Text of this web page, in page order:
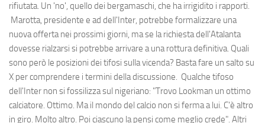
rifiutata. Un 'no', quello dei bergamaschi, che ha irrigidito i rapporti.
Marotta, presidente e ad dell'Inter, potrebbe formalizzare una
nuova offerta nei prossimi giorni, ma se la richiesta dell'Atalanta
dovesse rialzarsi si potrebbe arrivare a una rottura definitiva. Quali
sono però le posizioni dei tifosi sulla vicenda? Basta fare un salto su
X per comprendere i termini della discussione. Qualche tifoso
dell'Inter non si fossilizza sul nigeriano: "Trovo Lookman un ottimo
calciatore. Ottimo. Ma il mondo del calcio non si ferma a lui. C'è altro
in giro. Molto altro. Poi ciascuno la pensi come meglio crede". Altri